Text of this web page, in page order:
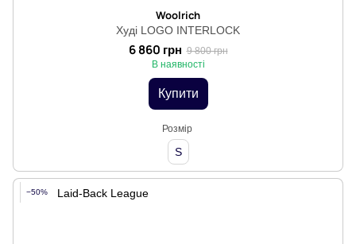
Woolrich
Худі LOGO INTERLOCK
6 860 грн 9 800 грн
В наявності
Купити
Розмір
S
−50%